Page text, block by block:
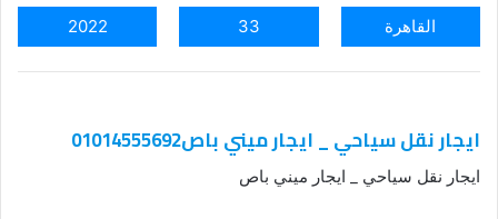
القاهرة 33
2022
ايجار نقل سياحي _ ايجار ميني باص01014555692
ايجار نقل سياحي _ ايجار ميني باص